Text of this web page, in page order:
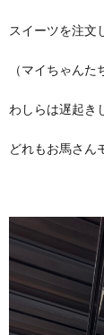
スイーツを注文
（マイちゃん
わしらは遅起き
どれもお馬さん